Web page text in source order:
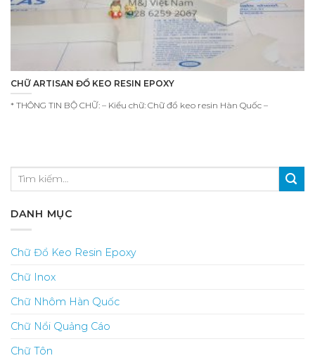
CHỮ ARTISAN ĐỔ KEO RESIN EPOXY
* THÔNG TIN BỘ CHỮ: – Kiểu chữ: Chữ đổ keo resin Hàn Quốc –
DANH MỤC
Chữ Đổ Keo Resin Epoxy
Chữ Inox
Chữ Nhôm Hàn Quốc
Chữ Nổi Quảng Cáo
Chữ Tôn